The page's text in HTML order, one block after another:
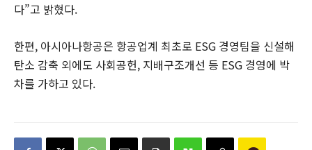
다”고 밝혔다.
한편, 아시아나항공은 항공업계 최초로 ESG 경영팀을 신설해
탄소 감축 외에도 사회공헌, 지배구조개선 등 ESG 경영에 박
차를 가하고 있다.